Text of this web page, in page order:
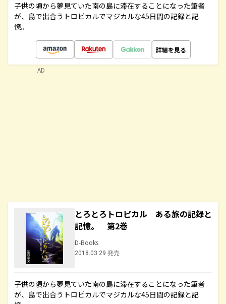
子供の頃から夢見ていた南の島に滞在することになった筆者
が、島で出合うトロピカルでマジカルな45日間の記録と記
憶。
詳細を見る
とろとろトロピカル ある旅の記録と
記憶。 第2巻
D-Books
2018.03.29 発売
子供の頃から夢見ていた南の島に滞在することになった筆者
が、島で出合うトロピカルでマジカルな45日間の記録と記
AD